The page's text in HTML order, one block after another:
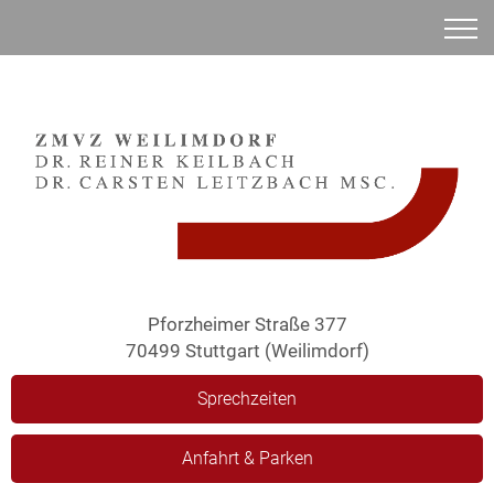
Pforzheimer Straße 377
70499 Stuttgart (Weilimdorf)
Sprechzeiten
Anfahrt & Parken